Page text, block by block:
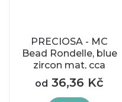
PRECIOSA - MC
Bead Rondelle, blue
zircon mat, cca
4mm
od 36,36 Kč